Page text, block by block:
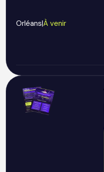
Orléans|À venir